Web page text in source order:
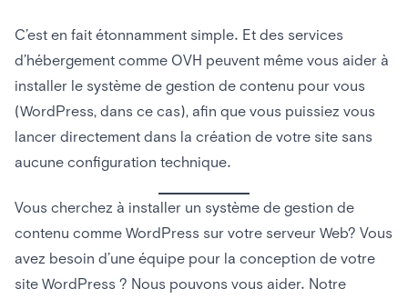
C’est en fait étonnamment simple. Et des services
d’hébergement comme OVH peuvent même vous aider à
installer le système de gestion de contenu pour vous
(WordPress, dans ce cas), afin que vous puissiez vous
lancer directement dans la création de votre site sans
aucune configuration technique.
Vous cherchez à installer un système de gestion de
contenu comme WordPress sur votre serveur Web? Vous
avez besoin d’une équipe pour la conception de votre
site WordPress ? Nous pouvons vous aider. Notre